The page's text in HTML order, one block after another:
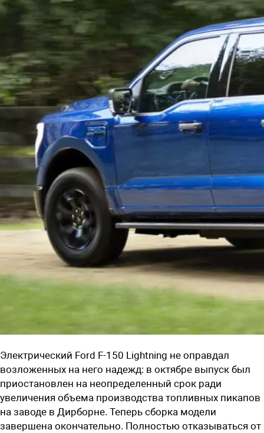
Электрический Ford F-150 Lightning не оправдал
возложенных на него надежд: в октябре выпуск был
приостановлен на неопределенный срок ради
увеличения объема производства топливных пикапов
на заводе в Дирборне. Теперь сборка модели
завершена окончательно. Полностью отказываться от